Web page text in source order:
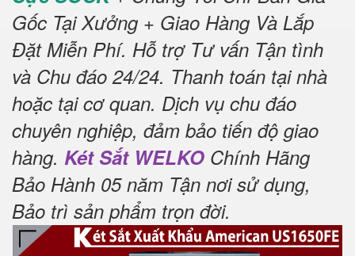
Gốc Tại Xưởng + Giao Hàng Và Lắp
Đặt Miễn Phí. Hỗ trợ Tư vấn Tận tình
và Chu đáo 24/24. Thanh toán tại nhà
hoặc tại cơ quan. Dịch vụ chu đáo
chuyên nghiệp, đảm bảo tiến độ giao
hàng. Két Sắt WELKO Chính Hãng
Bảo Hành 05 năm Tận nơi sử dụng,
Bảo trì sản phẩm trọn đời.